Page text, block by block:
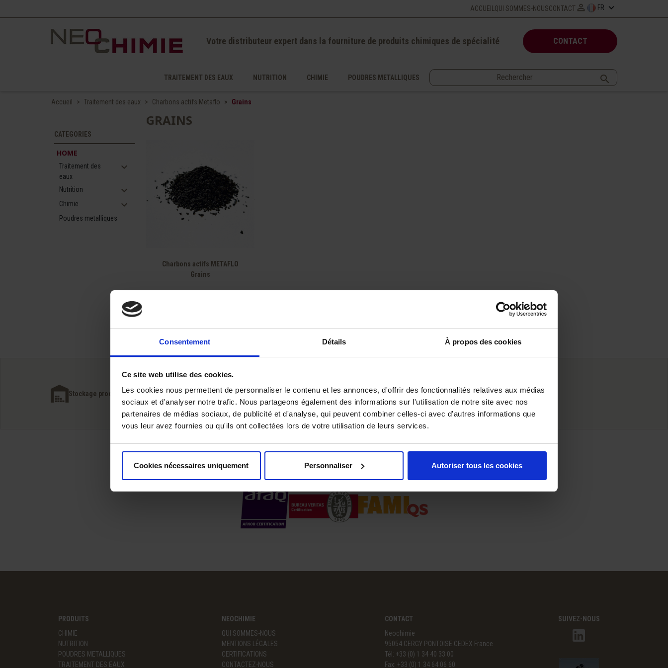
Consentement Détails À propos des cookies
Ce site web utilise des cookies.
Les cookies nous permettent de personnaliser le contenu et les annonces, d'offrir des fonctionnalités relatives aux médias
sociaux et d'analyser notre trafic. Nous partageons également des informations sur l'utilisation de notre site avec nos
partenaires de médias sociaux, de publicité et d'analyse, qui peuvent combiner celles-ci avec d'autres informations que
vous leur avez fournies ou qu'ils ont collectées lors de votre utilisation de leurs services.
Cookies nécessaires uniquement Personnaliser Autoriser tous les cookies
ACCUEIL QUI SOMMES-NOUSCONTACT FR keyboard_arrow_down
Votre distributeur expert dans la fourniture de produits chimiques de spécialité CONTACT
TRAITEMENT DES EAUX NUTRITION CHIMIE POUDRES METALLIQUES 
Accueil Traitement des eaux Charbons actifs Metaflo Grains
CATEGORIES
HOME
Traitement des
eaux
expand_more
Nutrition expand_more
Chimie expand_more
Poudres metalliques
GRAINS
Charbons actifs METAFLO
Grains
Stockage proche de nos clients
Livraison à l’international,
du simple fût au camion complet
Expertise technique de nos
équipes.
Prix compétitifs
PRODUITS
CHIMIE
NUTRITION
POUDRES METALLIQUES
TRAITEMENT DES EAUX
NEOCHIMIE
QUI SOMMES-NOUS
MENTIONS LÉGALES
CERTIFICATIONS
CONTACTEZ-NOUS
CONTACT
Neochimie
95054 CERGY PONTOISE CEDEX France
Tél: +33 (0) 1 34 40 33 00
Fax: +33 (0) 1 34 64 06 60
SUIVEZ-NOUS